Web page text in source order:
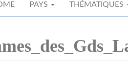
PAYS THÉMATIQUES